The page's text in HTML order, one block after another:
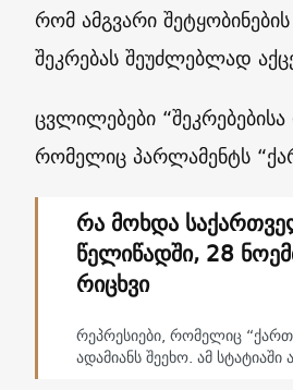
რომ ამგვარი
შეკრებას შეუძლებლად
ცვლილებები
რომელიც პარლამენტს
რა მოხდა
წელიწადში, 28
რიცხვი
რეპრესიები, რომელიც
ადამიანს შეეხო. ამ სტატიაში